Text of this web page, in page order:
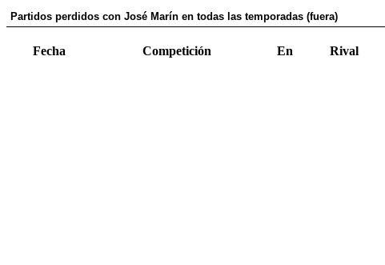
Partidos perdidos con José Marín en todas las temporadas (fuera)
Fecha Competición En Rival